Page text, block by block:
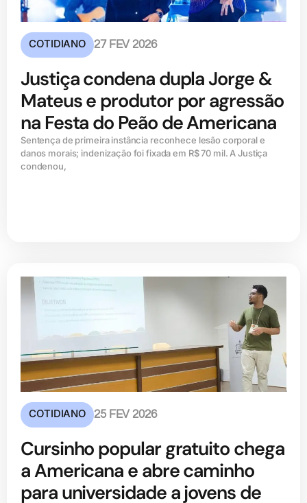
COTIDIANO 27 FEV 2026
Justiça condena dupla Jorge &
Mateus e produtor por agressão
na Festa do Peão de Americana
Sentença de primeira instância reconhece lesão corporal e
danos morais; indenização foi fixada em R$ 70 mil. A Justiça
condenou,
COTIDIANO 25 FEV 2026
Cursinho popular gratuito chega
a Americana e abre caminho
para universidade a jovens de